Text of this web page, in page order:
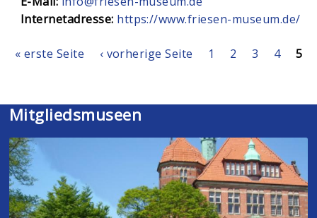
Internetadresse: https://www.friesen-museum.de/
Seiten
« erste Seite ‹ vorherige Seite 1 2 3 4 5
Mitgliedsmuseen